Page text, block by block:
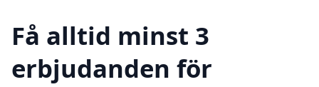
Få alltid minst 3
erbjudanden för